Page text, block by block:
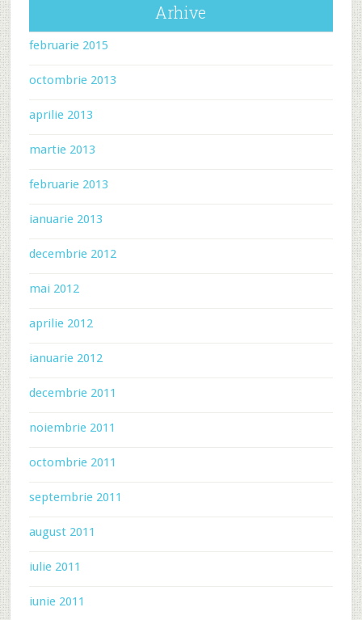
Arhive
februarie 2015
octombrie 2013
aprilie 2013
martie 2013
februarie 2013
ianuarie 2013
decembrie 2012
mai 2012
aprilie 2012
ianuarie 2012
decembrie 2011
noiembrie 2011
octombrie 2011
septembrie 2011
august 2011
iulie 2011
iunie 2011